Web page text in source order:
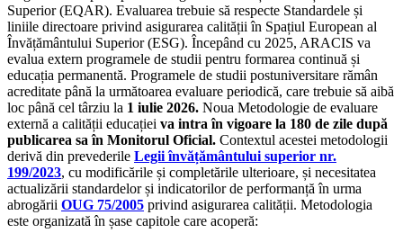
Superior (EQAR). Evaluarea trebuie să respecte Standardele și
liniile directoare privind asigurarea calității în Spațiul European al
Învățământului Superior (ESG). Începând cu 2025, ARACIS va
evalua extern programele de studii pentru formarea continuă și
educația permanentă. Programele de studii postuniversitare rămân
acreditate până la următoarea evaluare periodică, care trebuie să aibă
loc până cel târziu la 1 iulie 2026. Noua Metodologie de evaluare
externă a calității educației va intra în vigoare la 180 de zile după
publicarea sa în Monitorul Oficial. Contextul acestei metodologii
derivă din prevederile Legii învățământului superior nr.
199/2023, cu modificările și completările ulterioare, și necesitatea
actualizării standardelor și indicatorilor de performanță în urma
abrogării OUG 75/2005 privind asigurarea calității. Metodologia
este organizată în șase capitole care acoperă: